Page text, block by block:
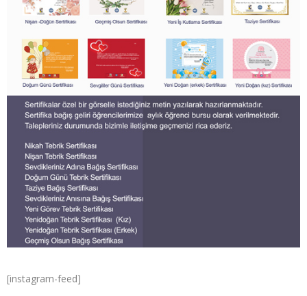
[instagram-feed]